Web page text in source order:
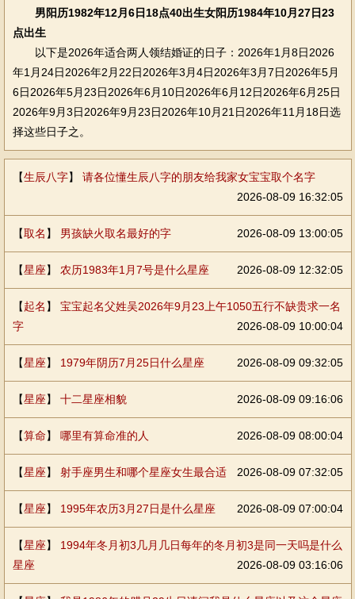
男阳历1982年12月6日18点40出生女阳历1984年10月27日23
点出生
以下是2026年适合两人领结婚证的日子：2026年1月8日2026
年1月24日2026年2月22日2026年3月4日2026年3月7日2026年5月
6日2026年5月23日2026年6月10日2026年6月12日2026年6月25日
2026年9月3日2026年9月23日2026年10月21日2026年11月18日选
择这些日子之。
【生辰八字】 请各位懂生辰八字的朋友给我家女宝宝取个名字
2026-08-09 16:32:05
【取名 】 男孩缺火取名最好的字 2026-08-09 13:00:05
【星座】 农历1983年1月7号是什么星座 2026-08-09 12:32:05
【起名 】 宝宝起名父姓吴2026年9月23上午1050五行不缺贵求一名
字
2026-08-09 10:00:04
【星座】 1979年阴历7月25日什么星座 2026-08-09 09:32:05
【星座】 十二星座相貌 2026-08-09 09:16:06
【算命】 哪里有算命准的人 2026-08-09 08:00:04
【星座】 射手座男生和哪个星座女生最合适 2026-08-09 07:32:05
【星座】 1995年农历3月27日是什么星座 2026-08-09 07:00:04
【星座】 1994年冬月初3几月几日每年的冬月初3是同一天吗是什么
星座
2026-08-09 03:16:06